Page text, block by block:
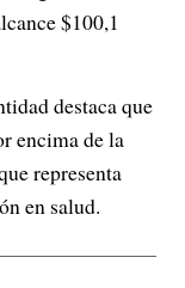
$100,1
destaca que
encima de la
representa
en salud.